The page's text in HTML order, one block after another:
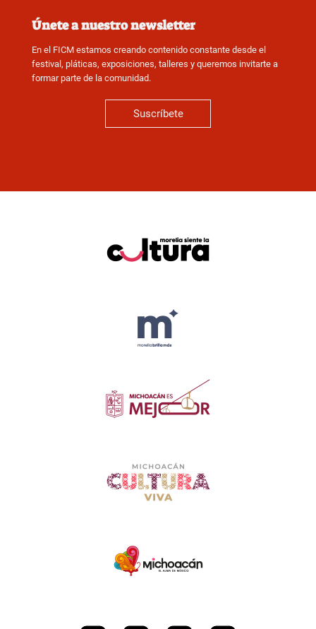
Únete a nuestro newsletter
En el FICM estamos creando contenido constante desde el
festival, pláticas, exposiciones, talleres y queremos invitarte a
formar parte de la comunidad.
Suscríbete